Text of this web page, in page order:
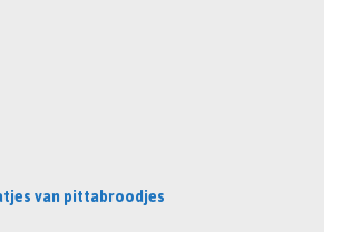
van pittabroodjes